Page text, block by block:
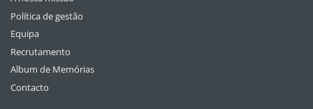
Política de gestão
Equipa
Recrutamento
Album de Memórias
Contacto